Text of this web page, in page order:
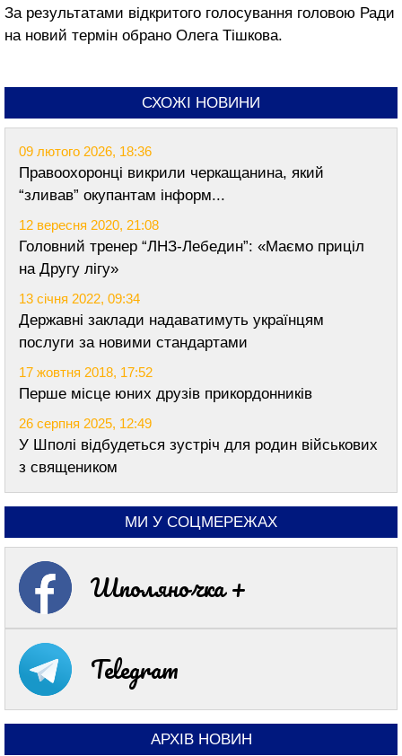
За результатами відкритого голосування головою Ради
на новий термін обрано Олега Тішкова.
СХОЖІ НОВИНИ
09 лютого 2026, 18:36
Правоохоронці викрили черкащанина, який
“зливав” окупантам інформ...
12 вересня 2020, 21:08
Головний тренер “ЛНЗ-Лебедин”: «Маємо приціл
на Другу лігу»
13 січня 2022, 09:34
Державні заклади надаватимуть українцям
послуги за новими стандартами
17 жовтня 2018, 17:52
Перше місце юних друзів прикордонників
26 серпня 2025, 12:49
У Шполі відбудеться зустріч для родин військових
з священиком
МИ У СОЦМЕРЕЖАХ
Шполяночка +
Telegram
АРХІВ НОВИН